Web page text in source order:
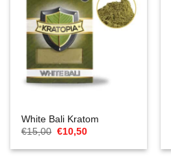
White Bali Kratom
€15,00 Ursprünglicher
war:
€10,50Aktueller
ist: